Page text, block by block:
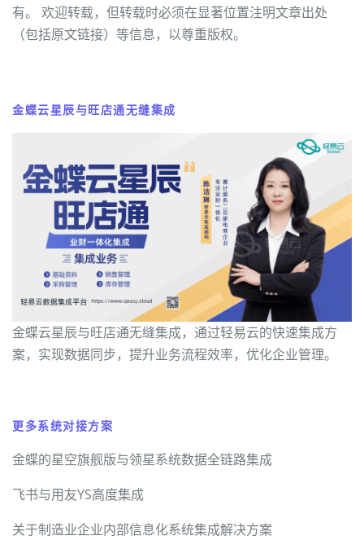
有。 欢迎转载，但转载时必须在显著位置注明文章出处
（包括原文链接）等信息，以尊重版权。
金蝶云星辰与旺店通无缝集成
金蝶云星辰与旺店通无缝集成，通过轻易云的快速集成方
案，实现数据同步，提升业务流程效率，优化企业管理。
更多系统对接方案
金蝶的星空旗舰版与领星系统数据全链路集成
飞书与用友YS高度集成
关于制造业企业内部信息化系统集成解决方案